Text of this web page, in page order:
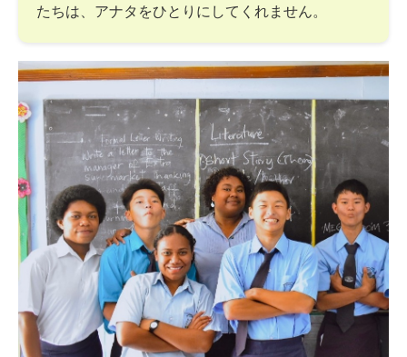
たちは、アナタをひとりにしてくれません。